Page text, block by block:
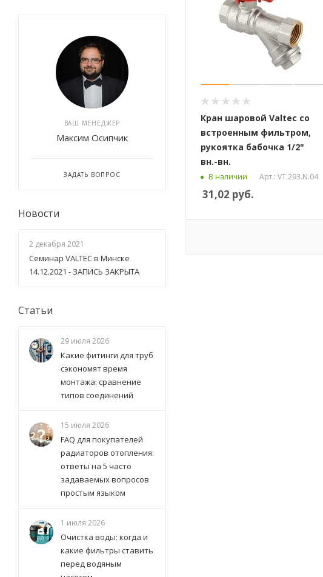
Кран шаровой Valtec со
встроенным фильтром,
рукоятка бабочка 1/2"
вн.-вн.
В наличии Арт.: VT.293.N.04
31,02 руб.
ВАШ МЕНЕДЖЕР
Максим Осипчик
ЗАДАТЬ ВОПРОС
Новости
2 декабря 2021
Семинар VALTEC в Минске
14.12.2021 - ЗАПИСЬ ЗАКРЫТА
Статьи
29 июля 2026
Какие фитинги для труб
сэкономят время
монтажа: сравнение
типов соединений
15 июля 2026
FAQ для покупателей
радиаторов отопления:
ответы на 5 часто
задаваемых вопросов
простым языком
1 июля 2026
Очистка воды: когда и
какие фильтры ставить
перед водяным